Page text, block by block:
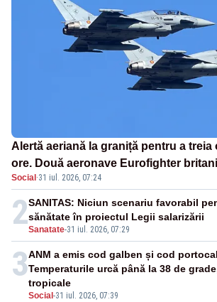
Alertă aeriană la graniță pentru a treia
ore. Două aeronave Eurofighter
ridicate de la sol
Social ·31 iul. 2026, 07:24
2Sanatate-31 iul. 2026, 07:29
SANITAS: Niciun scenariu favorabil
sănătate în proiectul Legii salarizării
3
Social -31 iul. 2026, 07:39
ANM a emis cod galben și cod
Temperaturile urcă până la 38 de
tropicale